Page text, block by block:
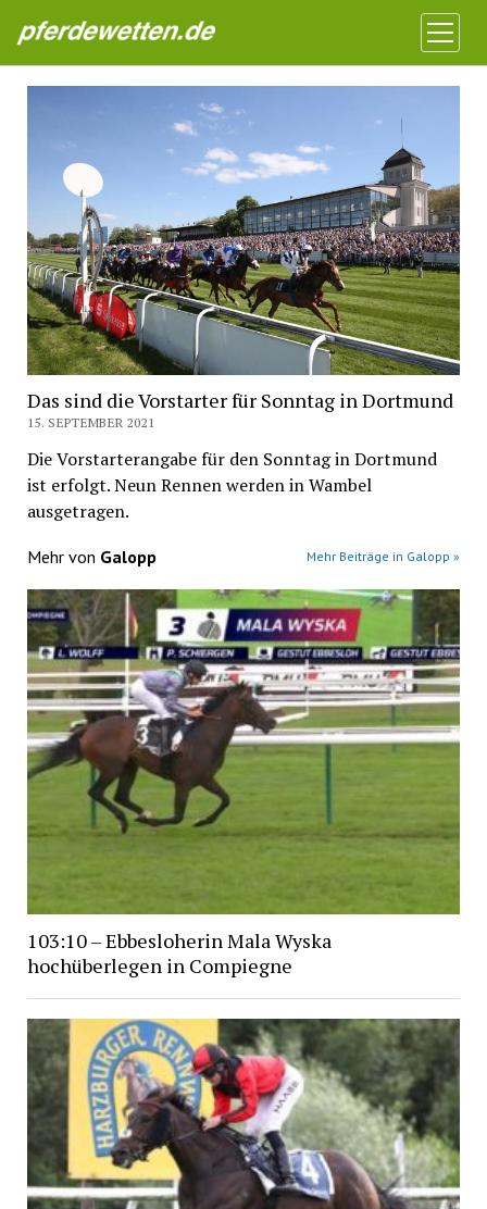
Pferdewetten News
Menü
öffnen
Das sind die Vorstarter für Sonntag in Dortmund
15. SEPTEMBER 2021
Die Vorstarterangabe für den Sonntag in Dortmund
ist erfolgt. Neun Rennen werden in Wambel
ausgetragen.
Mehr von Galopp Mehr Beiträge in Galopp »
103:10 – Ebbesloherin Mala Wyska
hochüberlegen in Compiegne